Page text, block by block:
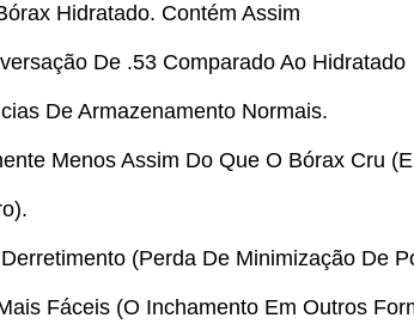
Hidratado. Contém Assim
De .53 Comparado Ao Hidratado
De Armazenamento Normais.
Menos Assim Do Que O Bórax Cru
(perda De Minimização De
Fáceis (o Inchamento Em Outros